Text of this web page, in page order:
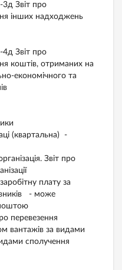
Звіт про
інших надходжень
Звіт про
коштів, отриманих на
економічного та
(квартальна) -
Звіт про
плату за
- може
перевезення
вантажів за видами
сполучення